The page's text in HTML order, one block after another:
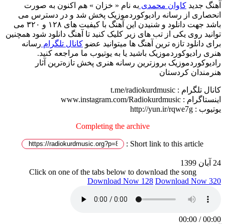
آهنگ جدید کاوان محمدی به نام « خزان » هم اکنون به صورت
انحصاری از رسانه رادیوکوردموزیک پخش شد و در دسترس می
باشد جهت دانلود و شنیدن این آهنگ با کیفیت های ۱۲۸ و ۳۲۰ می
توانید روی یکی از تب های زیر کلیک کنید تا آهنگ دانلود شود همچنین
برای دانلود تازه ترین آهنگ ها میتوانید عضو کانال تلگرام رسانه
هنری رادیوکوردموزیک باشید یا به یوتیوب ما مراجعه کنید.
رادیوکوردموزیک بروزترین رسانه هنری پخش تازەترین آثار
هنرمندان کردستان
کانال تلگرام : t.me/radiokurdmusic
اینستاگرام : www.instagram.com/Radiokurdmusic
یوتیوب : http://yun.ir/rqwe7g
Completing the archive
Short link to this article :
24 آبان 1399
Click on one of the tabs below to download the song
Download Now 128 Download Now 320
00:00
/
00:00